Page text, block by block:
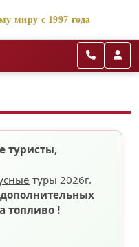
миру с 1997 года
туристы,
туры 2026г.
топливо !